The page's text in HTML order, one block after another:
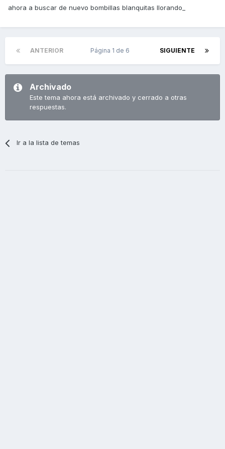
ahora a buscar de nuevo bombillas blanquitas llorando_
ANTERIOR SIGUIENTE
Página 1 de 6
Archivado
Este tema ahora está archivado y cerrado a otras
respuestas.
Ir a la lista de temas